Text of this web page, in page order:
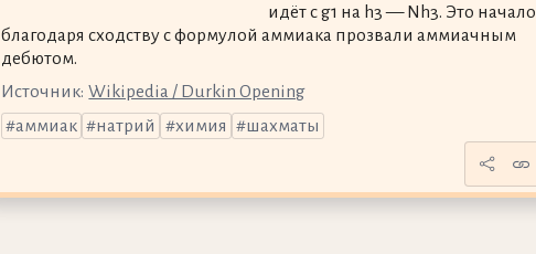
идёт с g1 на h3 — Nh3. Это начало
благодаря сходству с формулой аммиака прозвали аммиачным
дебютом.
Источник: Wikipedia / Durkin Opening
аммиак
натрий химия шахматы